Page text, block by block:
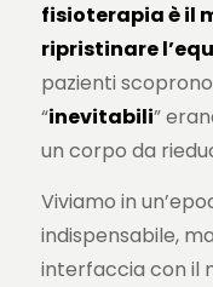
fisioterapia è il
ripristinare
pazienti
“inevitabili”
un corpo da
Viviamo in
indispensabile,
interfaccia con il